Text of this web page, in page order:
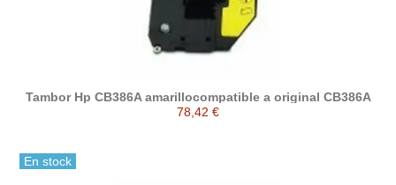
Tambor Hp CB386A amarillocompatible a original CB386A
78,42 €
En stock